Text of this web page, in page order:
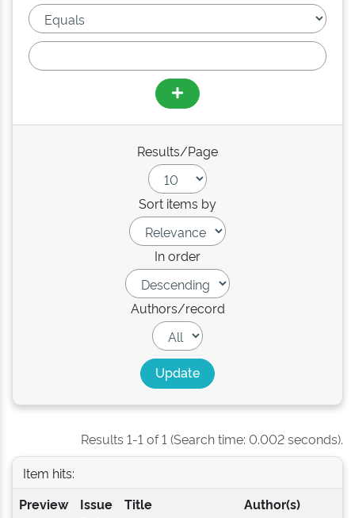
Results/Page
Sort items by
In order
Authors/record
Results 1-1 of 1 (Search time: 0.002 seconds).
Item hits:
Preview
Issue
Title Author(s)